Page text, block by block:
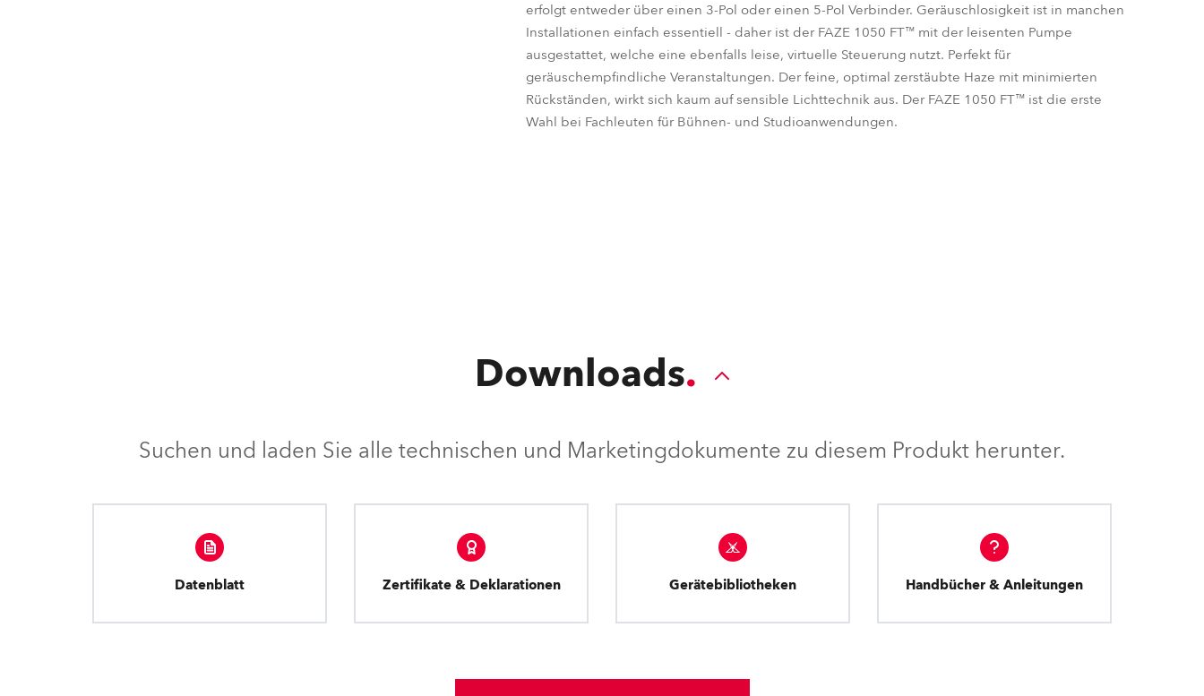
Tschechien und Slowakei
Internationaler Vertrieb
Global
erfolgt entweder über einen 3-Pol oder einen 5-Pol Verbinder. Geräuschlosigkeit ist in manchen
Installationen einfach essentiell - daher ist der FAZE 1050 FT™ mit der leisenten Pumpe
ausgestattet, welche eine ebenfalls leise, virtuelle Steuerung nutzt. Perfekt für
geräuschempfindliche Veranstaltungen. Der feine, optimal zerstäubte Haze mit minimierten
Rückständen, wirkt sich kaum auf sensible Lichttechnik aus. Der FAZE 1050 FT™ ist die erste
Wahl bei Fachleuten für Bühnen- und Studioanwendungen.
Downloads
Suchen und laden Sie alle technischen und Marketingdokumente zu diesem Produkt herunter.
Datenblatt Zertifikate & Deklarationen Gerätebibliotheken Handbücher & Anleitungen